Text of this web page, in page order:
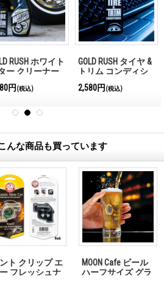
RUSH ホワイト
ー クリーナー
円 (税込)
GOLD RUSH タイヤ &
トリム コンディシ
2,580円 (税込)
んな商品も買っています
ト クリップ エ
フレッシュナ
MOON Cafe ビール
ハーフサイズ グラ